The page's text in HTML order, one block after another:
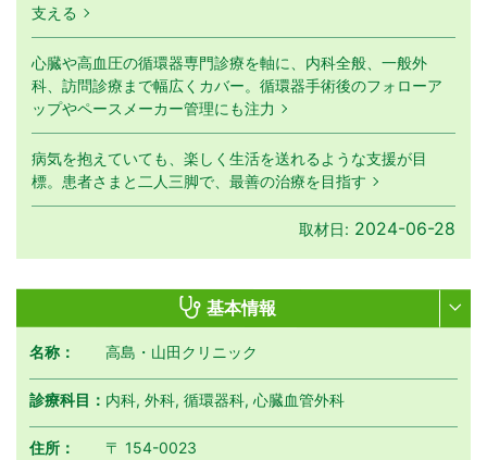
支える
心臓や高血圧の循環器専門診療を軸に、内科全般、一般外
科、訪問診療まで幅広くカバー。循環器手術後のフォローア
ップやペースメーカー管理にも注力
病気を抱えていても、楽しく生活を送れるような支援が目
標。患者さまと二人三脚で、最善の治療を目指す
取材日: 2024-06-28
基本情報
名称： 高島・山田クリニック
診療科目： 内科, 外科, 循環器科, 心臓血管外科
住所：
〒 154-0023